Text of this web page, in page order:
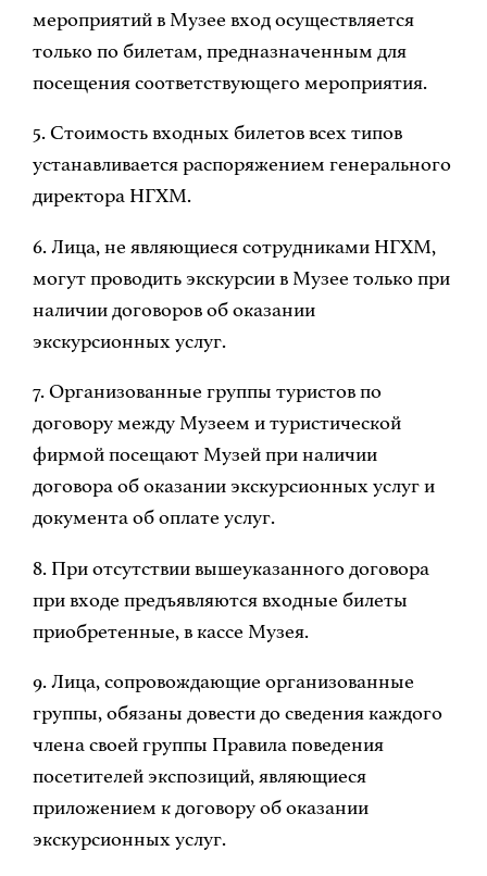
мероприятий в Музее вход осуществляется
только по билетам, предназначенным для
посещения соответствующего мероприятия.
5. Стоимость входных билетов всех типов
устанавливается распоряжением генерального
директора НГХМ.
6. Лица, не являющиеся сотрудниками НГХМ,
могут проводить экскурсии в Музее только при
наличии договоров об оказании
экскурсионных услуг.
7. Организованные группы туристов по
договору между Музеем и туристической
фирмой посещают Музей при наличии
договора об оказании экскурсионных услуг и
документа об оплате услуг.
8. При отсутствии вышеуказанного договора
при входе предъявляются входные билеты
приобретенные, в кассе Музея.
9. Лица, сопровождающие организованные
группы, обязаны довести до сведения каждого
члена своей группы Правила поведения
посетителей экспозиций, являющиеся
приложением к договору об оказании
экскурсионных услуг.